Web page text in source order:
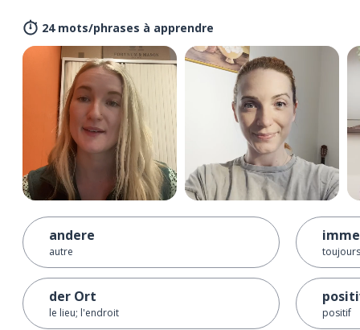
24 mots/phrases à apprendre
andere
autre
der Ort
le lieu; l'endroit
toujours
positif